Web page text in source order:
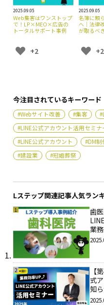
2025.09.05
Web集客はワンストップ
で！LP×MEO×広告の
トータルサポート事例
+2
2025.09.05
名簿に頼
へ｜法律
が取るべ
+2
今注目されているキーワード
#Webサイト改善 #集客
#LINE公式アカウント活用セミナ
#LINE公式アカウント
#DM制
#建設業
#冠婚葬祭
Lステップ関連記事人気ラン
1
歯
業
2
【
式
知